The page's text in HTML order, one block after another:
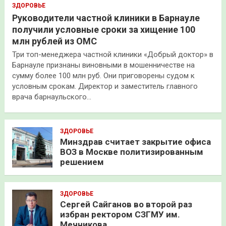
ЗДОРОВЬЕ
Руководители частной клиники в Барнауле
получили условные сроки за хищение 100
млн рублей из ОМС
Три топ-менеджера частной клиники «Добрый доктор» в
Барнауле признаны виновными в мошенничестве на
сумму более 100 млн руб. Они приговорены судом к
условным срокам. Директор и заместитель главного
врача барнаульского…
ЗДОРОВЬЕ
Минздрав считает закрытие офиса
ВОЗ в Москве политизированным
решением
ЗДОРОВЬЕ
Сергей Сайганов во второй раз
избран ректором СЗГМУ им.